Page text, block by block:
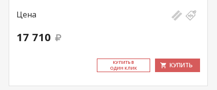
Цена
17 710
КУ­ПИТЬ В
ОДИН КЛИК
КУПИТЬ